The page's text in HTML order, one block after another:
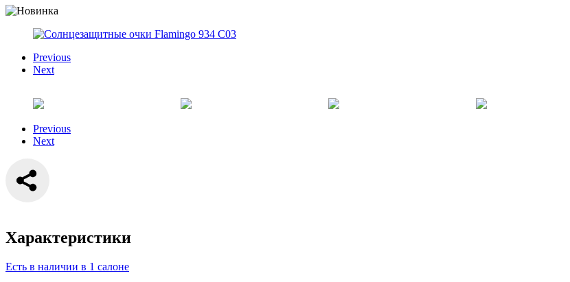
Previous
Next
Previous
Next
Характеристики
Есть в наличии в 1 салоне